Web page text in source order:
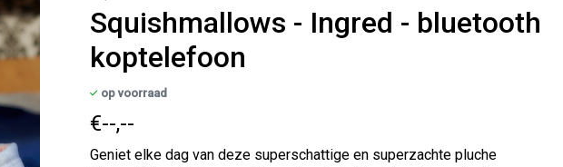
Squishmallows - Ingred - bluetooth
koptelefoon
op voorraad
€--,--
Geniet elke dag van deze superschattige en superzachte pluche